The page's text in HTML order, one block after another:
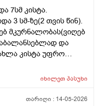
7სმ კისტა.
3 სმ-ზე(2 თვის წინ).
მკურნალობას(ვიღებ
და
კისტა უფრო
- ენდოსფერო
აუმჯობესებს
იხილეთპასუხი
თარიღი : 14-05-2026